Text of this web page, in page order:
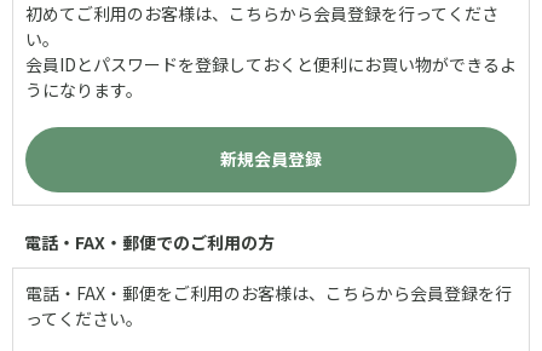
初めてご利用のお客様は、こちらから会員登録を行ってくださ
い。
会員IDとパスワードを登録しておくと便利にお買い物ができるよ
うになります。
電話・FAX・郵便でのご利用の方
電話・FAX・郵便をご利用のお客様は、こちらから会員登録を行
ってください。